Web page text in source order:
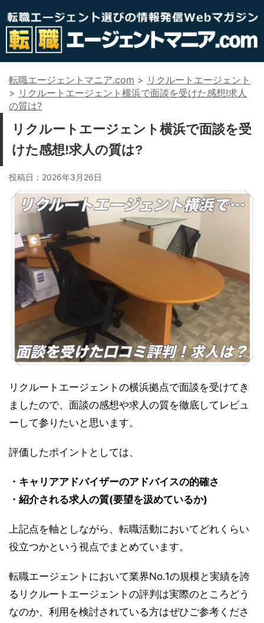
転職エージェントマニア.com > リクルートエージェント
> リクルートエージェント横浜で面談を受けた感想!求人
の質は?
リクルートエージェント横浜で面談を受
けた感想!求人の質は?
投稿日： 2026年3月26日
リクルートエージェントの横浜拠点で面談を受けてき
ましたので、面談の感想や求人の質を徹底してレビュ
ーして参りたいと思います。
評価したポイントとしては、
・キャリアアドバイザーのアドバイスの的確さ
・紹介される求人の質(要望を汲めているか)
上記点を軸としながら、転職活動においてどれくらい
役立つかという視点でまとめています。
転職エージェントにおいて業界No.1の規模と実績を誇
るリクルートエージェントの評判は実際のところどう
なのか、利用を検討されている方はぜひご参考くださ